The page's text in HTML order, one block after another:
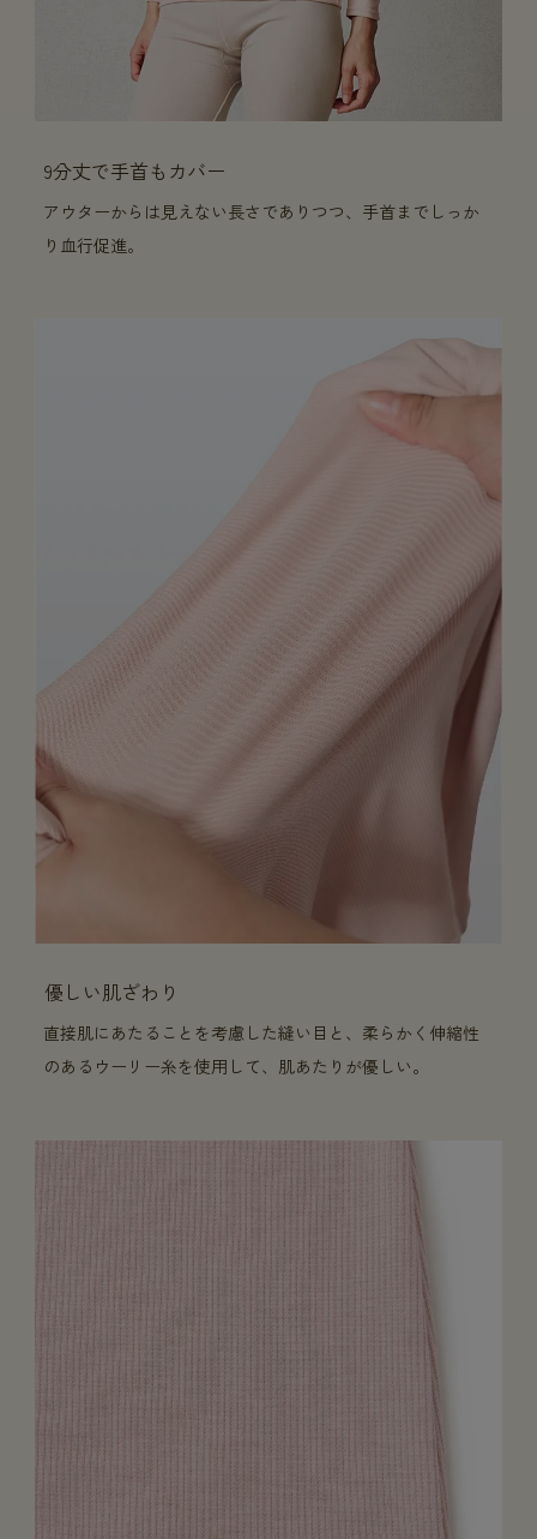
9分丈で手首もカバー
アウターからは見えない長さでありつつ、手首までしっか
り血行促進。
優しい肌ざわり
直接肌にあたることを考慮した縫い目と、柔らかく伸縮性
のあるウーリー糸を使用して、肌あたりが優しい。